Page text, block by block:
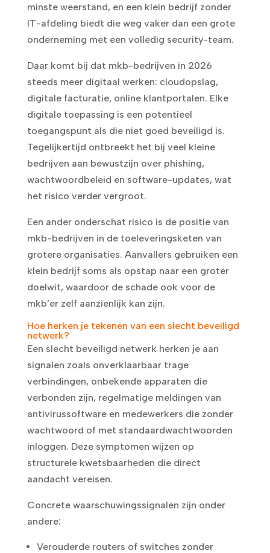
minste weerstand, en een klein bedrijf zonder
IT-afdeling biedt die weg vaker dan een grote
onderneming met een volledig security-team.
Daar komt bij dat mkb-bedrijven in 2026
steeds meer digitaal werken: cloudopslag,
digitale facturatie, online klantportalen. Elke
digitale toepassing is een potentieel
toegangspunt als die niet goed beveiligd is.
Tegelijkertijd ontbreekt het bij veel kleine
bedrijven aan bewustzijn over phishing,
wachtwoordbeleid en software-updates, wat
het risico verder vergroot.
Een ander onderschat risico is de positie van
mkb-bedrijven in de toeleveringsketen van
grotere organisaties. Aanvallers gebruiken een
klein bedrijf soms als opstap naar een groter
doelwit, waardoor de schade ook voor de
mkb’er zelf aanzienlijk kan zijn.
Hoe herken je tekenen van een slecht beveiligd
netwerk?
Een slecht beveiligd netwerk herken je aan
signalen zoals onverklaarbaar trage
verbindingen, onbekende apparaten die
verbonden zijn, regelmatige meldingen van
antivirussoftware en medewerkers die zonder
wachtwoord of met standaardwachtwoorden
inloggen. Deze symptomen wijzen op
structurele kwetsbaarheden die direct
aandacht vereisen.
Concrete waarschuwingssignalen zijn onder
andere:
Verouderde routers of switches zonder